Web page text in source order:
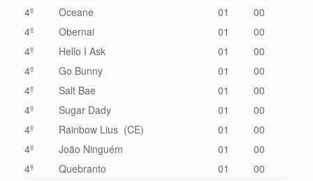
4º
Oceane 01
00
4º
Obernai 01
00
4º
Hello I Ask 01
00
4º
Go Bunny 01
00
4º
Salt Bae 01
00
4º
Sugar Dady 01
00
4º
Rainbow Lius (CE) 01
00
4º
João Ninguém 01
00
4º
Quebranto 01 00